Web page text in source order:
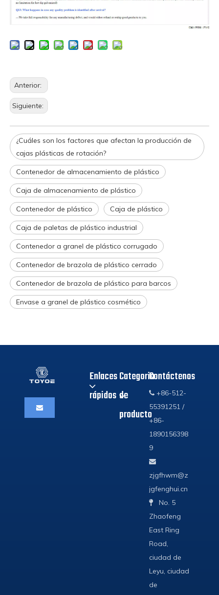
Anterior:
Siguiente:
¿Cuáles son los factores que afectan la producción de
cajas plásticas de rotación?
Contenedor de almacenamiento de plástico
Caja de almacenamiento de plástico
Contenedor de plástico Caja de plástico
Caja de paletas de plástico industrial
Contenedor a granel de plástico corrugado
Contenedor de brazola de plástico cerrado
Contenedor de brazola de plástico para barcos
Envase a granel de plástico cosmético
Enlaces
rápidos
Categoria
de
producto
Contáctenos
 +86-512-
55391251 /
+86-
1890156398
9

zjgfhwm@z
jgfenghui.cn

No. 5
Zhaofeng
East Ring
Road,
ciudad de
Leyu, ciudad
de